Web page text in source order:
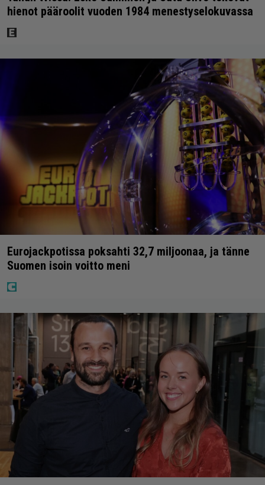
hienot pääroolit vuoden 1984 menestyselokuvassa
Eurojackpotissa poksahti 32,7 miljoonaa, ja tänne
Suomen isoin voitto meni